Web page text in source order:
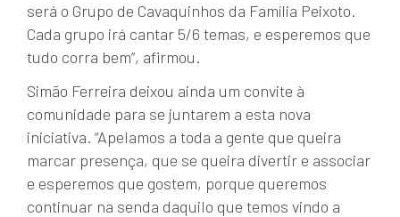
será o Grupo de Cavaquinhos da Família Peixoto.
Cada grupo irá cantar 5/6 temas, e esperemos que
tudo corra bem”, afirmou.
Simão Ferreira deixou ainda um convite à
comunidade para se juntarem a esta nova
iniciativa. “Apelamos a toda a gente que queira
marcar presença, que se queira divertir e associar
e esperemos que gostem, porque queremos
continuar na senda daquilo que temos vindo a